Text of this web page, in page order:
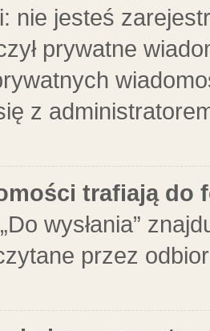
nie jesteś
prywatne
z
trafiają do
wysłania”
przez